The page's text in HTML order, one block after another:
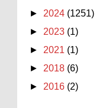
► 2024 (1251)
► 2023 (1)
► 2021 (1)
► 2018 (6)
► 2016 (2)